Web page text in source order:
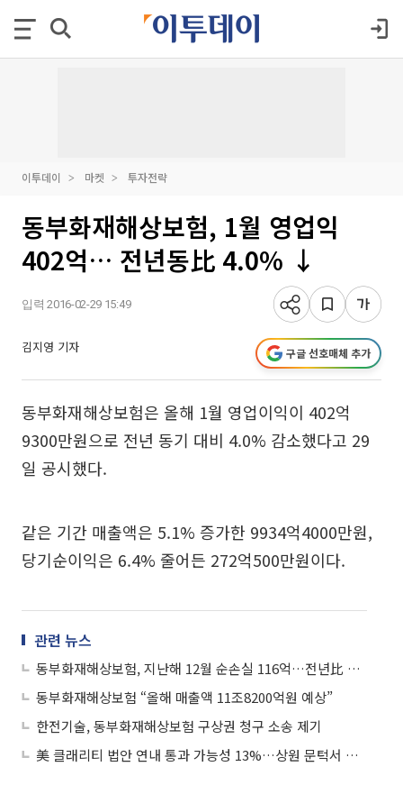
이투데이 마켓 투자전략
동부화재해상보험, 1월 영업익
402억… 전년동比 4.0% ↓
입력 2016-02-29 15:49
김지영 기자 구글 선호매체 추가
동부화재해상보험은 올해 1월 영업이익이 402억
9300만원으로 전년 동기 대비 4.0% 감소했다고 29
일 공시했다.
같은 기간 매출액은 5.1% 증가한 9934억4000만원,
당기순이익은 6.4% 줄어든 272억500만원이다.
관련 뉴스
동부화재해상보험, 지난해 12월 순손실 116억…전년比 적자지속
동부화재해상보험 “올해 매출액 11조8200억원 예상”
한전기술, 동부화재해상보험 구상권 청구 소송 제기
美 클래리티 법안 연내 통과 가능성 13%…상원 문턱서 제동